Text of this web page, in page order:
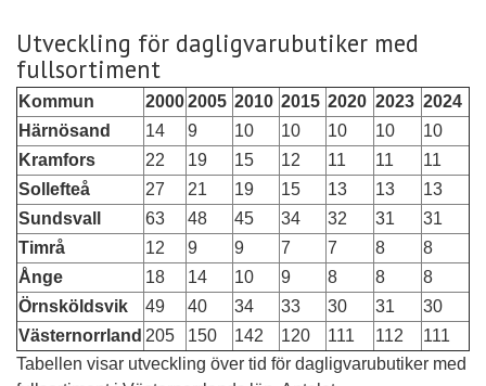
Utveckling för dagligvarubutiker med
fullsortiment
Kommun 20002005 2010 2015 2020 2023 2024
Härnösand
14 9 10 10 10 10
10
Kramfors
22 19 15 12 11 11
11
Sollefteå
27 21 19 15 13 13
13
Sundsvall
63 48 45 34 32 31
31
Timrå
12 9 9 7 7 8
8
Ånge
18 14 10 9 8 8
8
Örnsköldsvik
49 40 34 33 30 31
30
Västernorrland 205 150 142 120 111 112
111
Tabellen visar utveckling över tid för dagligvarubutiker med